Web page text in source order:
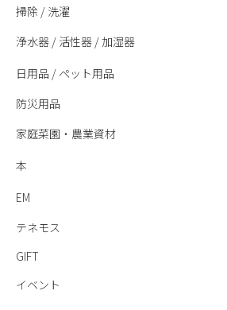
掃除 / 洗濯
浄水器 / 活性器 / 加湿器
日用品 / ペット用品
防災用品
家庭菜園・農業資材
本
EM
テネモス
GIFT
イベント